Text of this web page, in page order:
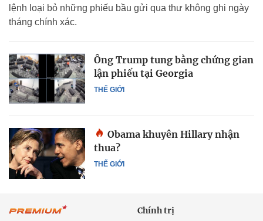
lệnh loại bỏ những phiếu bầu gửi qua thư không ghi ngày
tháng chính xác.
THẾ GIỚI
Ông Trump tung bằng chứng gian
lận phiếu tại Georgia
THẾ GIỚI
Obama khuyên Hillary nhận
thua?
Chính trị